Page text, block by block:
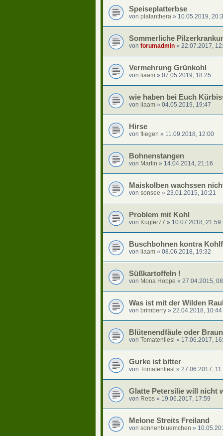
Speiseplatterbse
von platanthera » 10.05.2019,
Sommerliche
von forumadmin » 22.07.2017,
Vermehrung Grünkohl
von liaam » 07.05.2019, 18:25
wie haben bei Euch
von liaam » 04.05.2019, 19:47
Hirse
von fliegen » 11.09.2018, 12:00
Bohnenstangen
von Martin » 14.04.2014, 21:16
Maiskolben wachssen
von sonsee » 23.01.2015, 10:21
Problem mit Kohl
von Kugler77 » 10.07.2018, 21:59
Buschbohnen kontra
von liaam » 08.06.2018, 19:32
Süßkartoffeln !
von Mona Hoppe » 27.04.2015,
Was ist mit der Wilden
von brimberry » 22.04.2018, 10:44
Blütenendfäule oder
von Tomatenliesl » 17.06.2017,
Gurke ist bitter
von Tomatenliesl » 27.06.2017,
Glatte Petersilie will nicht
von Rebs » 19.06.2017, 17:59
Melone Streits Freiland
von sonnenbluemchen »